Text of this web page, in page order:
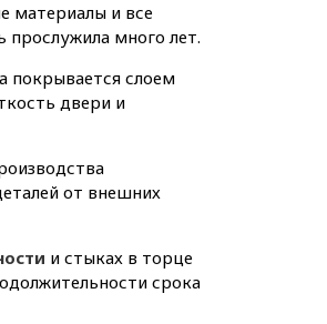
материалы и все
много лет.
покрывается слоем
двери и
от внешних
и стыках в торце
срока